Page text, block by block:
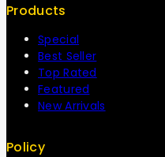
Products
Special
Best Seller
Top Rated
Featured
New Arrivals
Policy